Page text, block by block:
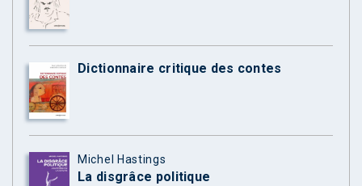
Dictionnaire critique des contes
Michel Hastings
La disgrâce politique